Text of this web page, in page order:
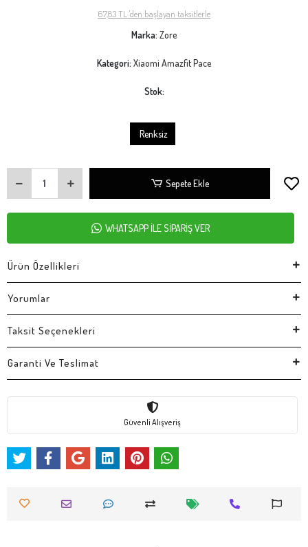
67,83 TL 'den başlayan taksitlerle
Marka: Zore
Kategori: Xiaomi Amazfit Pace
Stok:
Renksiz
Sepete Ekle
WHATSAPP İLE SİPARİŞ VER
Ürün Özellikleri
Yorumlar
Taksit Seçenekleri
Garanti Ve Teslimat
Güvenli Alışveriş